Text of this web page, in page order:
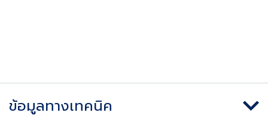
ข้อมูลทางเทคนิค